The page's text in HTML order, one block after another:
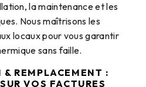
la maintenance et les
Nous maîtrisons les
locaux pour vous garantir
sans faille.
REMPLACEMENT :
VOS FACTURES